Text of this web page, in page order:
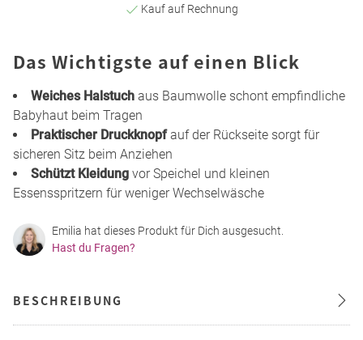
Kauf auf Rechnung
Das Wichtigste auf einen Blick
Weiches Halstuch aus Baumwolle schont empfindliche
Babyhaut beim Tragen
Praktischer Druckknopfauf der Rückseite sorgt für
sicheren Sitz beim Anziehen
Schützt Kleidung vor Speichel und kleinen
Essensspritzern für weniger Wechselwäsche
Emilia hat dieses Produkt für Dich ausgesucht.
Hast du Fragen?
BESCHREIBUNG